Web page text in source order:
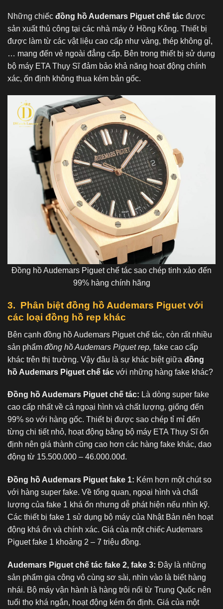
Những chiếc đồng hồ Audemars Piguet chế tác được
sản xuất thủ công tại các nhà máy ở Hồng Kông. Thiết bị
được làm từ các vật liệu cao cấp như vàng, thép không gỉ,
… mang đến vẻ ngoài đẳng cấp. Bên trong thiết bị sử dụng
bộ máy ETA Thụy Sĩ đảm bảo khả năng hoạt động chính
xác, ổn định không thua kém bản gốc.
Đồng hồ Audemars Piguet chế tác sao chép tinh xảo đến
99% hàng chính hãng
3. Phân biệt đồng hồ Audemars Piguet với
các loại đồng hồ rep khác
Bên cạnh đồng hồ Audemars Piguet chế tác, còn rất nhiều
sản phẩm đồng hồ Audemars Piguet rep, fake cao cấp
khác trên thị trường. Vậy đâu là sự khác biệt giữa đồng
hồ Audemars Piguet chế tác với những hàng fake khác?
Đồng hồ Audemars Piguet chế tác: Là dòng super fake
cao cấp nhất về cả ngoại hình và chất lượng, giống đến
99% so với hàng gốc. Thiết bị được sao chép tỉ mỉ đến
từng chi tiết nhỏ, hoạt động bằng bộ máy ETA Thụy Sĩ ổn
định nên giá thành cũng cao hơn các hàng fake khác, dao
động từ 15.500.000 – 46.000.00đ.
Đồng hồ Audemars Piguet fake 1: Kém hơn một chút so
với hàng super fake. Về tổng quan, ngoại hình và chất
lượng của fake 1 khá ổn nhưng dễ phát hiện nếu nhìn kỹ.
Các thiết bị fake 1 sử dụng bộ máy của Nhật Bản nên hoạt
động khá ổn và chính xác. Giá của một chiếc Audemars
Piguet fake 1 khoảng 2 – 7 triệu đồng.
Audemars Piguet chế tác fake 2, fake 3: Đây là những
sản phẩm gia công vô cùng sơ sài, nhìn vào là biết hàng
nhái. Bộ máy vận hành là hàng trôi nổi từ Trung Quốc nên
tuổi thọ khá ngắn, hoạt động kém ổn định. Giá của một